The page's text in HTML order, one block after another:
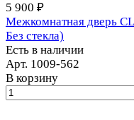
5 900 ₽
Межкомнатная дверь
Без стекла)
Есть в наличии
Арт. 1009-562
В корзину